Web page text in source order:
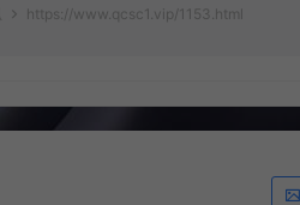
https://www.qcsc1.vip/1153.html